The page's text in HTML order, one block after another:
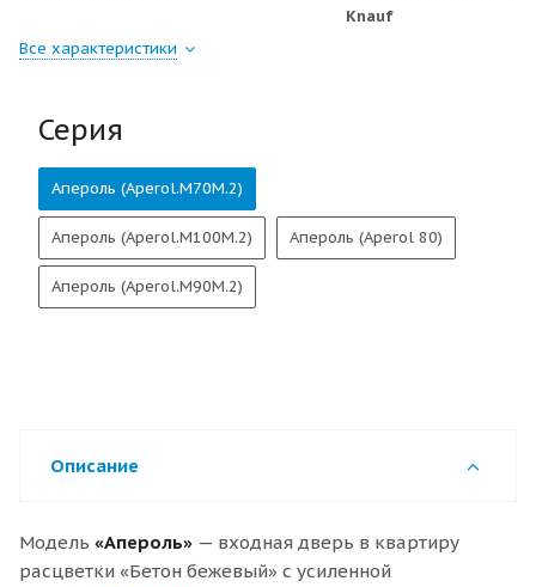
Knauf
Все характеристики
Серия
Апероль (Аperol.M70M.2)
Апероль (Аperol.M100M.2) Апероль (Аperol 80)
Апероль (Аperol.M90M.2)
Описание
Модель «Апероль» — входная дверь в квартиру
расцветки «Бетон бежевый» с усиленной